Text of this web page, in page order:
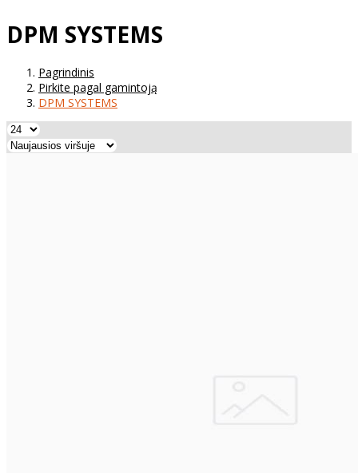
DPM SYSTEMS
Pagrindinis
Pirkite pagal gamintoją
DPM SYSTEMS